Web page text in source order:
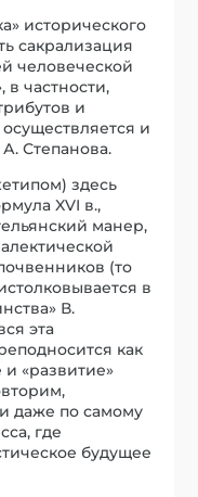
исторического
сакрализация
человеческой
в частности,
и
и
Степанова.
здесь
XVI в.,
манер,
(то
в
В.
эта
как
«развитие»
даже по самому
где
будущее